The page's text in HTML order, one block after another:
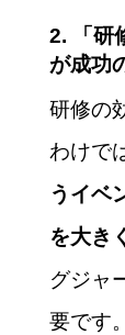
2. 「研
が成功
研修の
わけで
うイベ
を大き
グジャ
要です。